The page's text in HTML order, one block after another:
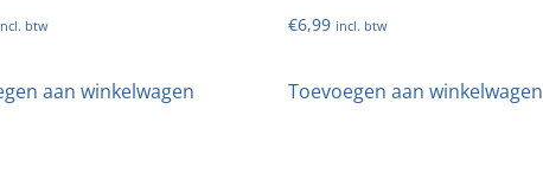
btw
aan winkelwagen
€6,99 incl. btw
Toevoegen aan winkelwagen